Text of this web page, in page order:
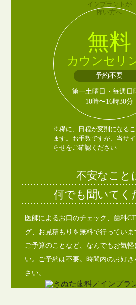
インプラントが
怖い方へ
無料
カウンセリ
予約不要
第一土曜日・毎週日
10時〜16時30分
※稀に、日程が変則になるこ
ます。お手数ですが、当サ
らせをご確認ください
不安なこと
何でも聞いてく
医師によるお口のチェック、歯科
グ、お見積もりを無料で行っていま
ご予算のことなど、なんでもお気軽
い。ご予約は不要。時間内のお好
さい。